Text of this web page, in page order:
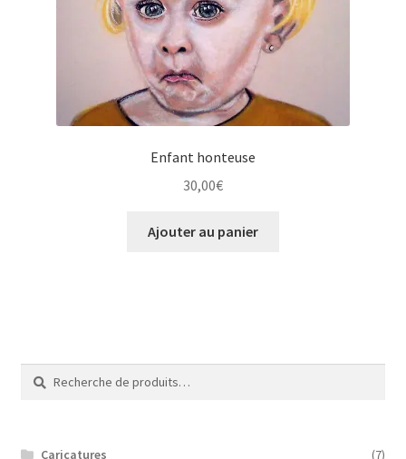
WPMS HTML Sitemap
Enfant honteuse
30,00€
Ajouter au panier
Recherche
pour :
Recherche
Caricatures
(7)